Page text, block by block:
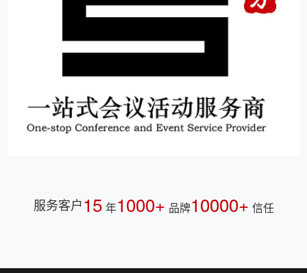
服务客户15 年1000+ 品牌10000+ 信任